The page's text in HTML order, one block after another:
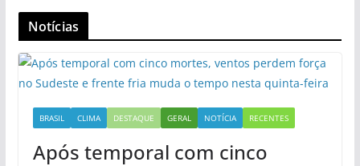
Notícias
BRASIL CLIMA DESTAQUE GERAL NOTÍCIA RECENTES
Após temporal com cinco